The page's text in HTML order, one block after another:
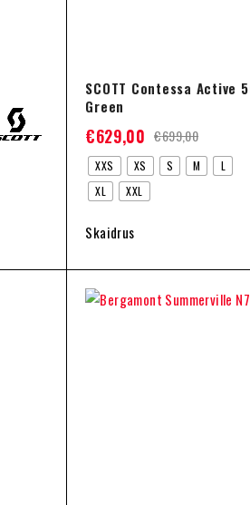
SCOTT Contessa Active
Green
€699,00
€629,00
XXS XS S M
L
XL
XXL
Skaidrus